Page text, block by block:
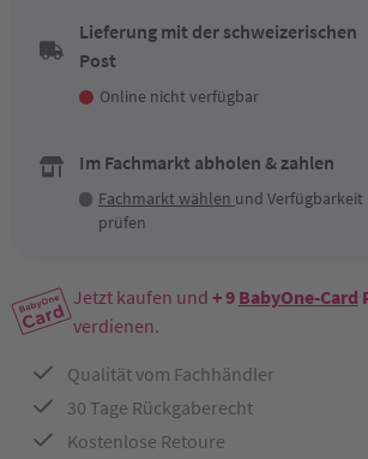
Lieferung mit der schweizerischen
Post
Online nicht verfügbar
Im Fachmarkt abholen & zahlen
Fachmarkt wählen und Verfügbarkeit
prüfen
Jetzt kaufen und + 9 BabyOne-Card
verdienen.
Qualität vom Fachhändler
30 Tage Rückgaberecht
Kostenlose Retoure